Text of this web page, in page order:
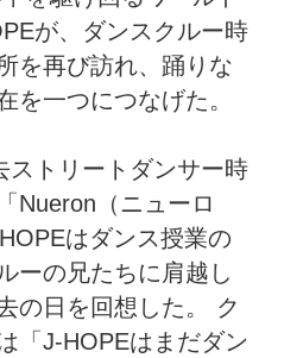
が、ダンスクルー時
を再び訪れ、踊りな
を一つにつなげた。
ストリートダンサー時
Nueron（ニューロ
はダンス授業の
ーの兄たちに肩越し
の日を回想した。 ク
「J-HOPEはまだダン